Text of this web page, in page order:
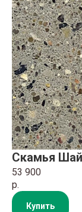
Скамья
53 900
р.
Купить